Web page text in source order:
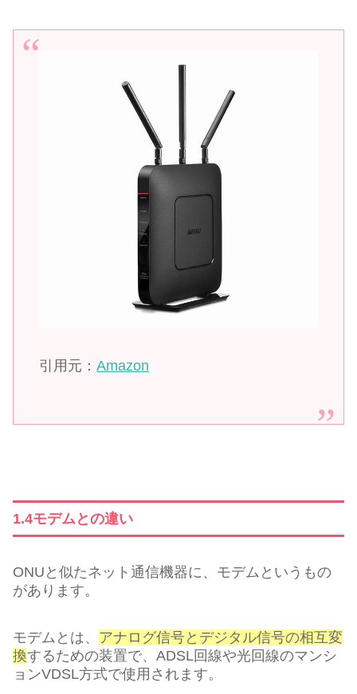
引用元：Amazon
1.4モデムとの違い
ONUと似たネット通信機器に、モデムというもの
があります。
モデムとは、 アナログ信号とデジタル信号の相互変
換するための装置で、ADSL回線や光回線のマンシ
ョンVDSL方式で使用されます。